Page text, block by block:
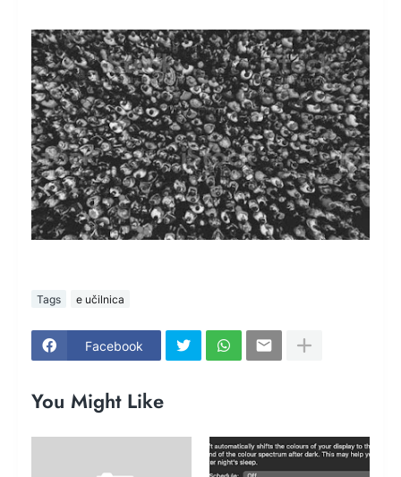
Tags e učilnica
Facebook
You Might Like